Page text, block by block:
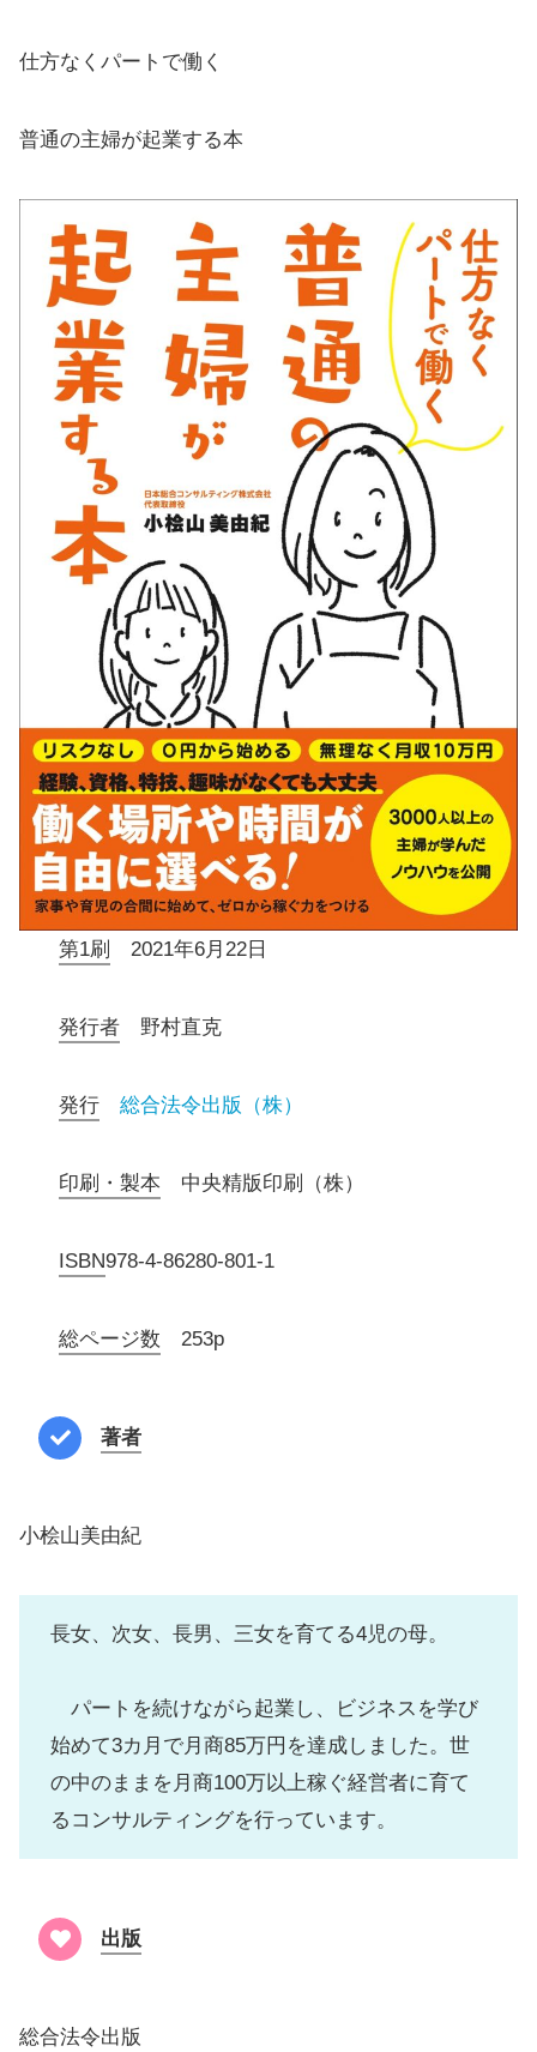
仕方なくパートで働く
普通の主婦が起業する本
第1刷 2021年6月22日
発行者 野村直克
発行 総合法令出版（株）
印刷・製本 中央精版印刷（株）
ISBN978-4-86280-801-1
総ページ数 253p
著者
小桧山美由紀
長女、次女、長男、三女を育てる4児の母。
パートを続けながら起業し、ビジネスを学び
始めて3カ月で月商85万円を達成しました。世
の中のままを月商100万以上稼ぐ経営者に育て
るコンサルティングを行っています。
出版
総合法令出版